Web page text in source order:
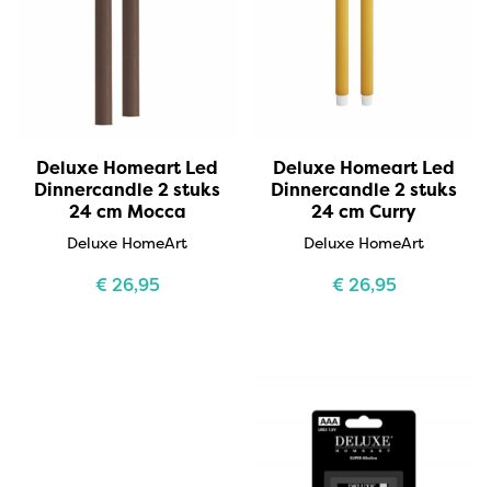
Deluxe Homeart Led
Dinnercandle 2 stuks
24 cm Mocca
Deluxe HomeArt
€26,95
Deluxe Homeart Led
Dinnercandle 2 stuks
24 cm Curry
Deluxe HomeArt
€26,95